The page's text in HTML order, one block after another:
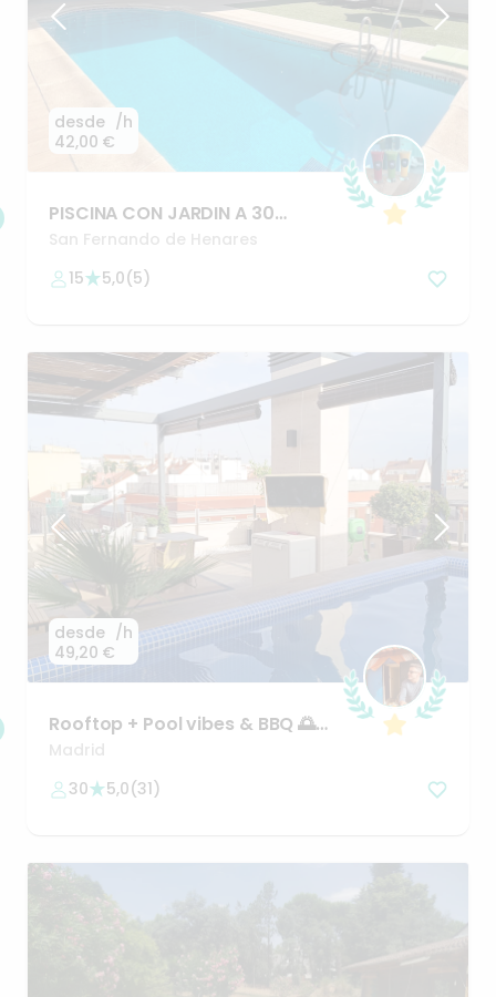
desde
42,00 €
/h
PISCINA CON JARDIN A 30
MINUTOS DE MADRID
San Fernando de Henares
15
5,0(5)
desde
49,20 €
/h
Rooftop + Poolvibes & BBQ 🌅
💦🌄
Madrid
30
5,0(31)